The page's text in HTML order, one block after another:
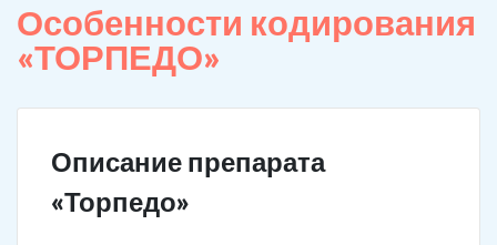
Особенности кодирования
«ТОРПЕДО»
Описание препарата
«Торпедо»